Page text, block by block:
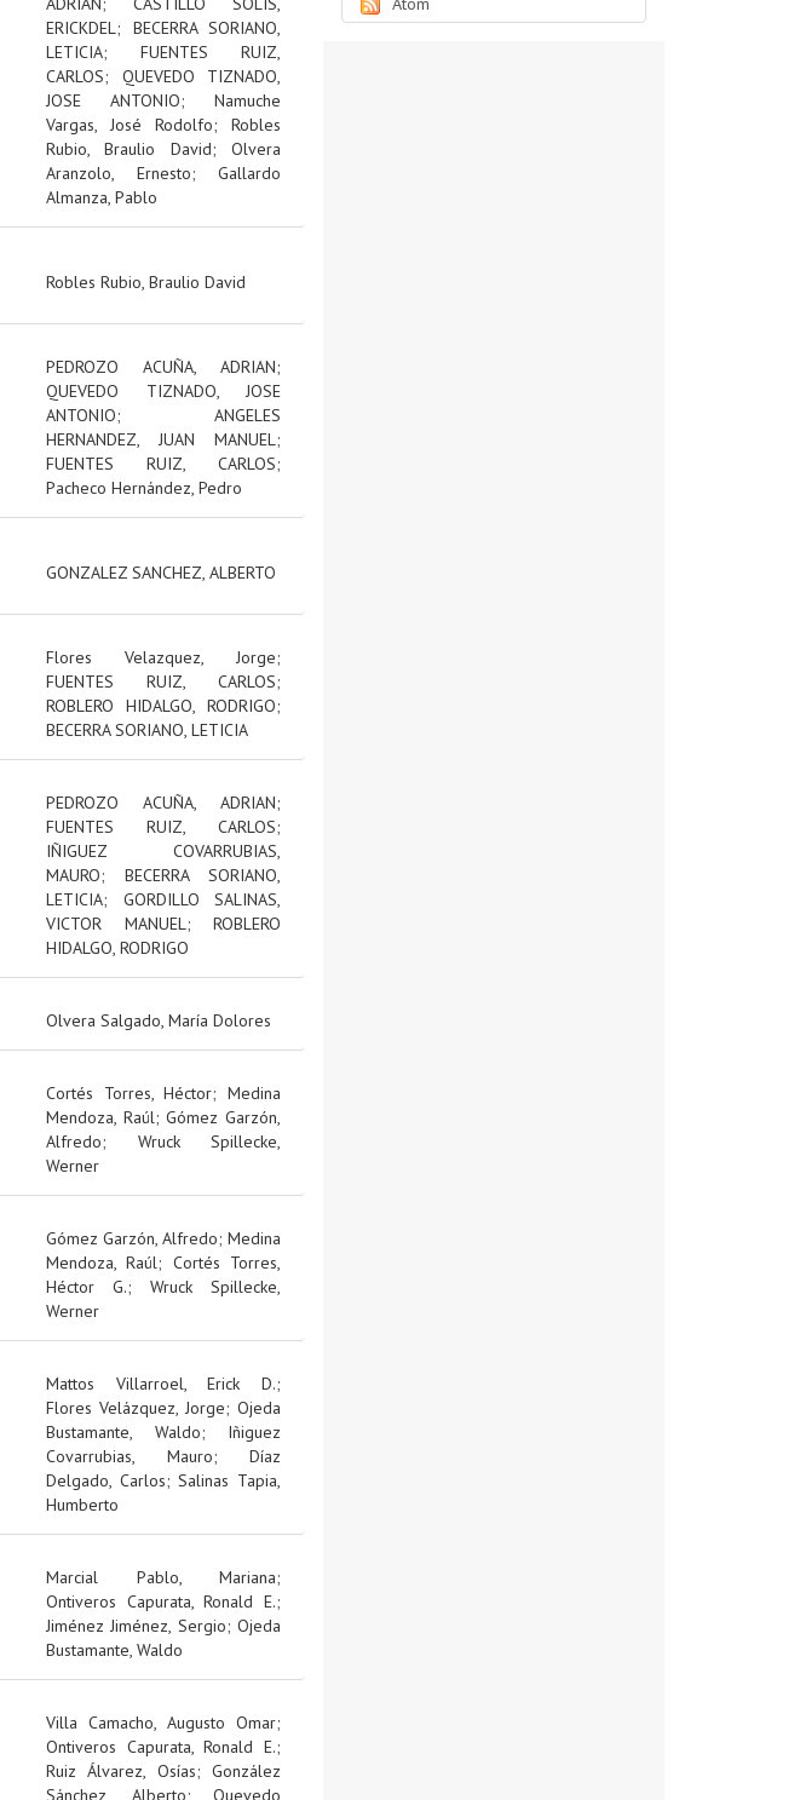
ERICKDEL; BECERRA SORIANO,
LETICIA; FUENTES RUIZ,
CARLOS; QUEVEDO TIZNADO,
JOSE ANTONIO; Namuche
Vargas, José Rodolfo; Robles
Rubio, Braulio David;Olvera
Aranzolo, Ernesto; Gallardo
Almanza, Pablo
Robles Rubio, Braulio David
PEDROZO ACUÑA, ADRIAN;
QUEVEDO TIZNADO, JOSE
ANTONIO; ANGELES
HERNANDEZ, JUAN MANUEL;
FUENTES RUIZ, CARLOS;
Pacheco Hernández, Pedro
GONZALEZ SANCHEZ, ALBERTO
Flores Velazquez, Jorge;
FUENTES RUIZ, CARLOS;
ROBLERO HIDALGO, RODRIGO;
BECERRA SORIANO, LETICIA
PEDROZO ACUÑA, ADRIAN;
FUENTES RUIZ, CARLOS;
IÑIGUEZ COVARRUBIAS,
MAURO; BECERRA SORIANO,
LETICIA; GORDILLO SALINAS,
VICTOR MANUEL; ROBLERO
HIDALGO, RODRIGO
Olvera Salgado, María Dolores
Cortés Torres, Héctor;Medina
Mendoza, Raúl;Gómez Garzón,
Alfredo; Wruck Spillecke,
Werner
Gómez Garzón, Alfredo; Medina
Mendoza, Raúl; Cortés Torres,
Héctor G.; Wruck Spillecke,
Werner
Mattos Villarroel, Erick D.;
Flores Velázquez, Jorge; Ojeda
Bustamante, Waldo; Iñiguez
Covarrubias, Mauro; Díaz
Delgado, Carlos;Salinas Tapia,
Humberto
Marcial Pablo, Mariana;
Ontiveros Capurata, Ronald E.;
Jiménez Jiménez, Sergio;Ojeda
Bustamante, Waldo
Villa Camacho, Augusto Omar;
Ontiveros Capurata, Ronald E.;
Ruiz Álvarez, Osías;González
Sánchez, Alberto; Quevedo